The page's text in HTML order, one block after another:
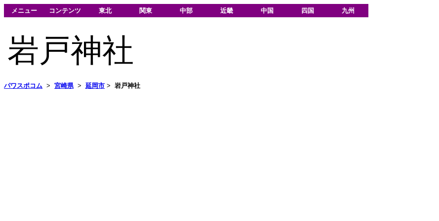
メニュー コンテンツ 東北 関東 中部 近畿 中国 四国 九州
岩戸神社
パワスポコム > 宮崎県> 延岡市 > 岩戸神社